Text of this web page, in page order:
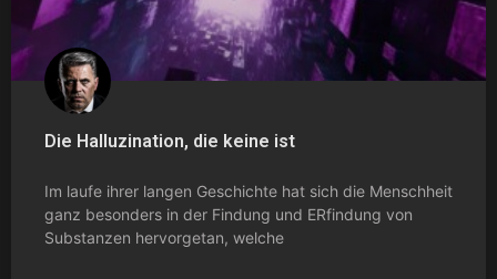
Die Halluzination, die keine ist
Im laufe ihrer langen Geschichte hat sich die Menschheit
ganz besonders in der Findung und ERfindung von
Substanzen hervorgetan, welche